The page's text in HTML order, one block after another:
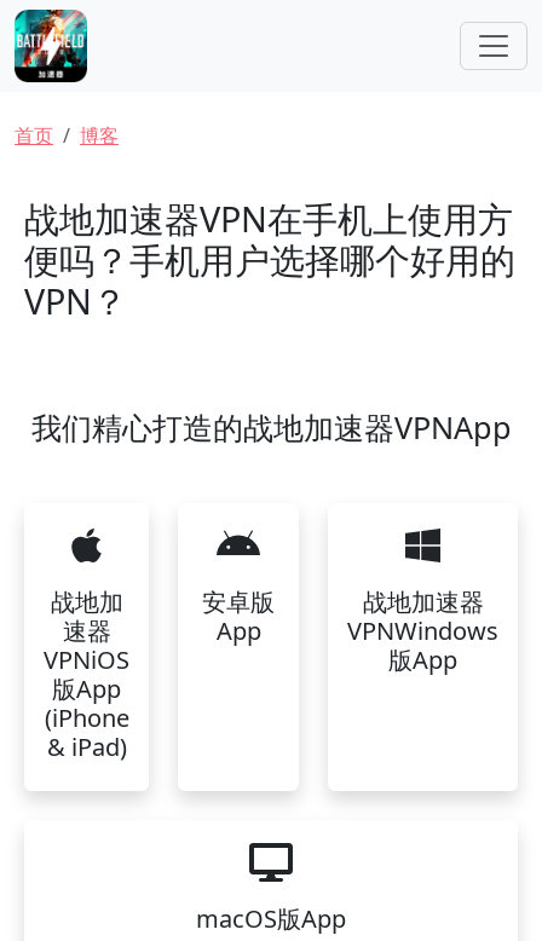
跳转到主要内容
面包屑
首页 博客
战地加速器VPN在手机上使用方
便吗？手机用户选择哪个好用的
VPN？
我们精心打造的战地加速器VPNApp
战地加
速器
VPNiOS
版App
(iPhone
& iPad)
安卓版
App
战地加速器
VPNWindows
版App
macOS版App